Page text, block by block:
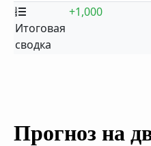
Итоговая
сводка
+1,000
Прогноз на